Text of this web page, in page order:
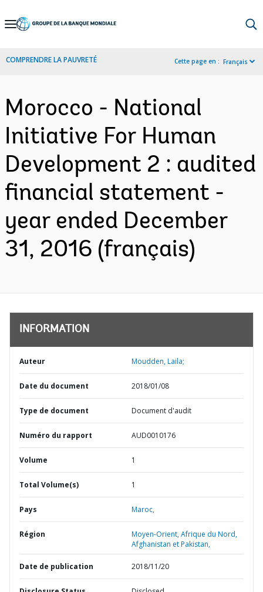
Skip
Navigation
COMPRENDRE LA PAUVRETÉ Cette page en : Français
Morocco - National
Initiative For Human
Development 2 : audited
financial statement -
year ended December
31, 2016 (français)
INFORMATION
Auteur Moudden, Laila;
Date du document 2018/01/08
Type de document Document d'audit
Numéro du rapport AUD0010176
Volume 1
Total Volume(s) 1
Pays Maroc,
Région
Moyen-Orient, Afrique du Nord,
Afghanistan et Pakistan,
Date de publication 2018/11/20